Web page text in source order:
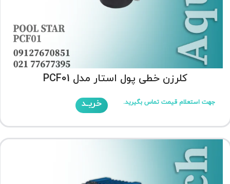
کلرزن خطی پول استار مدل PCF01
جهت استعلام قیمت تماس بگیرید. خریـد